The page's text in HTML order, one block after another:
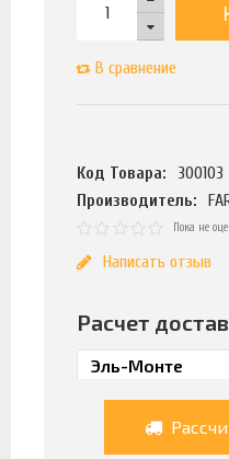
В сравнение
Код Товара:
300103
Производитель:
Пока не
Написать отзыв
Расчет